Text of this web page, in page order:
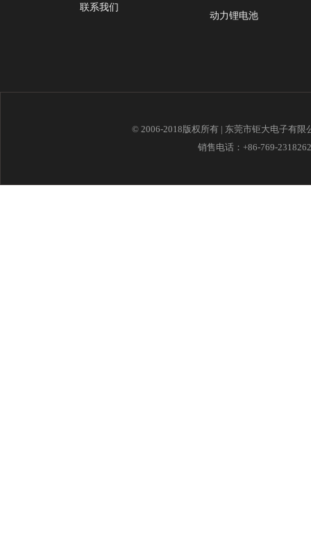
联系我们
动力锂电池
© 2006-2018版权所有 | 东莞市钜大电子有
销售电话：+86-769-